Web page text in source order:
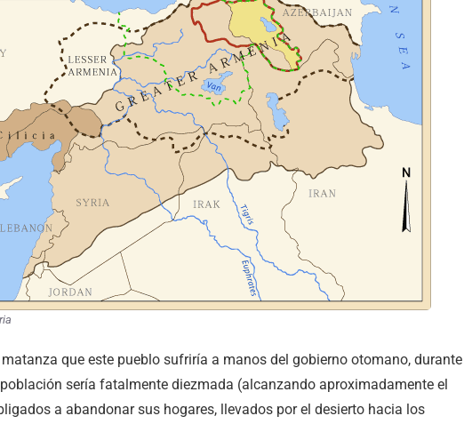
que este pueblo sufriría a manos del gobierno otomano, durante
sería fatalmente diezmada (alcanzando aproximadamente el
a abandonar sus hogares, llevados por el desierto hacia los